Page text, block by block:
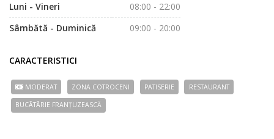
Luni - Vineri
08:00 - 22:00
Sâmbătă - Duminică
09:00 - 20:00
CARACTERISTICI
MODERAT ZONA COTROCENI PATISERIE RESTAURANT
BUCÃTÃRIE FRANȚUZEASCĂ